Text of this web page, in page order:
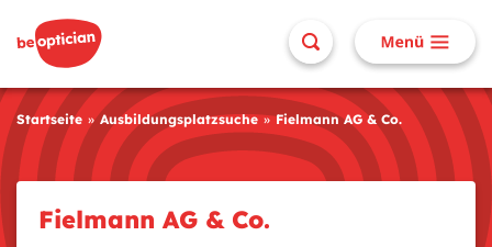
Startseite Ausbildungsplatzsuche Fielmann AG & Co.
Fielmann AG & Co.